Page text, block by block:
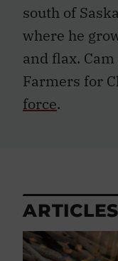
south of
where he
and flax.
Farmers for
force.